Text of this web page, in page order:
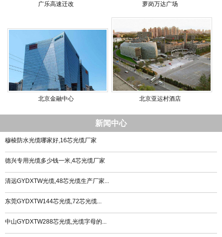
广乐高速迁改 萝岗万达广场
北京金融中心 北京亚运村酒店
新闻中心
穆棱防水光缆哪家好,16芯光缆厂家
德兴专用光缆多少钱一米,4芯光缆厂家
清远GYDXTW光缆,48芯光缆生产厂家...
东莞GYDXTW144芯光缆,72芯光缆...
中山GYDXTW288芯光缆,光缆字母的...